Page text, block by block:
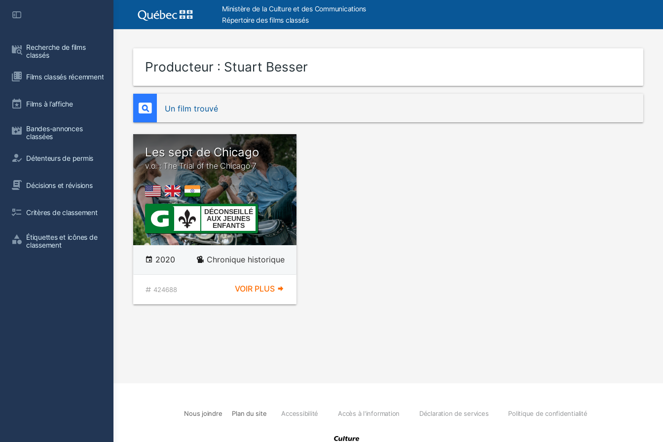
Recherche de films
classés
Films classés récemment
Films à l’affiche
Bandes-annonces
classées
Détenteurs de permis
Décisions et révisions
Critères de classement
Étiquettes et icônes de
classement
Ministère de la Culture et des Communications
Répertoire des films classés
Producteur : Stuart Besser
Un film trouvé
Les sept de Chicago
v.o. : The Trial of the Chicago 7
DÉCONSEILLÉ
AUX JEUNES
ENFANTS
2020 Chronique historique
424688 VOIR PLUS
Nous joindre Plan du site Accessibilité Accès à l'information Déclaration de services Politique de confidentialité